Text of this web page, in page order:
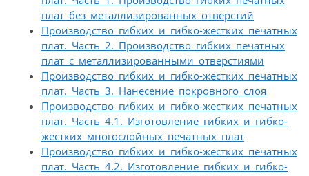
плат без металлизированных отверстий
Производство гибких и гибко-жестких печатных
плат. Часть 2. Производство гибких печатных
плат с металлизированными отверстиями
Производство гибких и гибко-жестких печатных
плат. Часть 3. Нанесение покровного слоя
Производство гибких и гибко-жестких печатных
плат. Часть 4.1. Изготовление гибких и гибко-
жестких многослойных печатных плат
Производство гибких и гибко-жестких печатных
плат. Часть 4.2. Изготовление гибких и гибко-